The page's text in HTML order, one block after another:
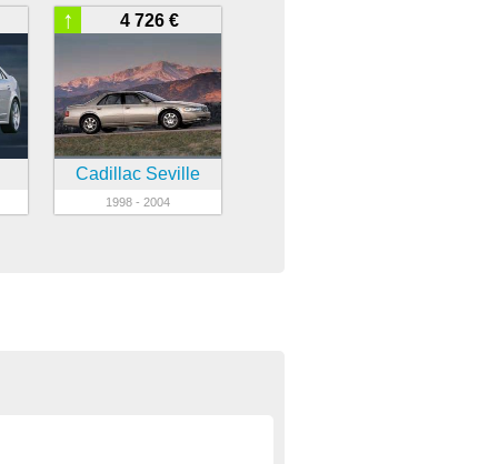
4 726 €
↑
Cadillac Seville
1998 - 2004